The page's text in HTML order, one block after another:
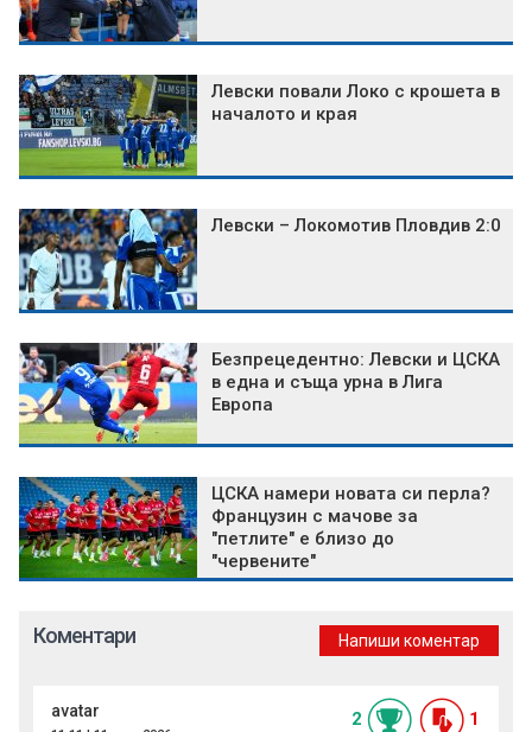
Левски повали Локо с крошета в
началото и края
Левски – Локомотив Пловдив 2:0
Безпрецедентно: Левски и ЦСКА
в една и съща урна в Лига
Европа
ЦСКА намери новата си перла?
Французин с мачове за
"петлите" е близо до
"червените"
Коментари Напиши коментар
avatar 2 1